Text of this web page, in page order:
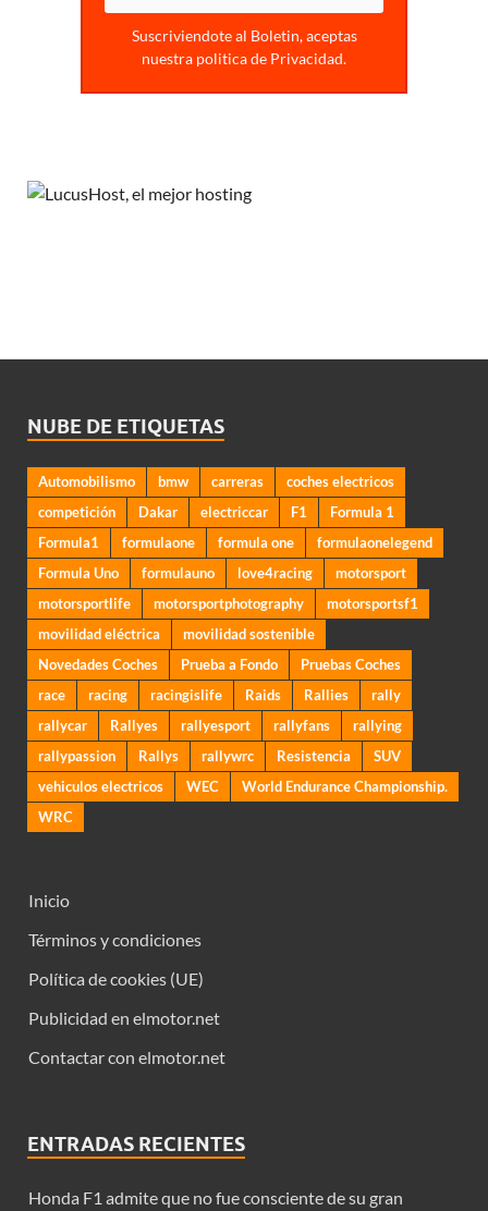
Suscriviendote al Boletin, aceptas
nuestra politica de Privacidad.
NUBE DE ETIQUETAS
Automobilismo bmw carreras
coches electricos
competición
Dakar electriccar F1
Formula 1
Formula1
formulaone formula one
formulaonelegend
Formula Uno
formulauno love4racing
motorsport
motorsportlife
motorsportphotography
motorsportsf1
movilidad eléctrica
movilidad sostenible
Novedades Coches
Prueba a Fondo
Pruebas Coches
race
racing racingislife Raids Rallies
rally
rallycar
Rallyes rallyesport rallyfans
rallying
rallypassion
Rallys rallywrc Resistencia
SUV
vehiculos electricos
WEC
World Endurance Championship.
WRC
Inicio
Términos y condiciones
Política de cookies (UE)
Publicidad en elmotor.net
Contactar con elmotor.net
ENTRADAS RECIENTES
Honda F1 admite que no fue consciente de su gran